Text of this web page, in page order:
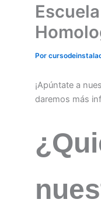
Por
¡Apúntate a
daremos más